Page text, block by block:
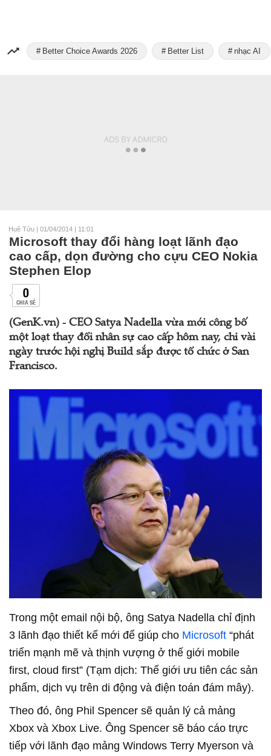
Better Choice Awards 2026 Better List nhạc AI
Huê Tửu | 01/04/2014 | 11:01
Microsoft thay đổi hàng loạt lãnh đạo
cao cấp, dọn đường cho cựu CEO Nokia
Stephen Elop
0
CHIA SẺ
(GenK.vn) - CEO Satya Nadella vừa mới công bố
một loạt thay đổi nhân sự cao cấp hôm nay, chỉ vài
ngày trước hội nghị Build sắp được tổ chức ở San
Francisco.
Trong một email nội bộ, ông Satya Nadella chỉ định
3 lãnh đạo thiết kế mới để giúp cho Microsoft “phát
triển mạnh mẽ và thịnh vượng ở thế giới mobile
first, cloud first” (Tạm dịch: Thế giới ưu tiên các sản
phẩm, dịch vụ trên di động và điện toán đám mây).
Theo đó, ông Phil Spencer sẽ quản lý cả mảng
Xbox và Xbox Live. Ông Spencer sẽ báo cáo trực
tiếp với lãnh đạo mảng Windows Terry Myerson và